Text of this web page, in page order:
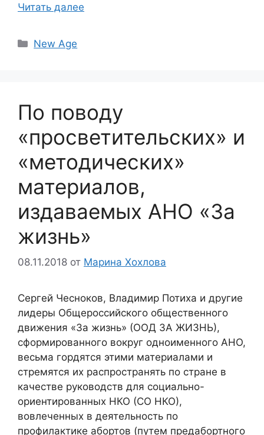
Читать далее
Рубрики
New Age
По поводу
«просветительских» и
«методических»
материалов,
издаваемых АНО «За
жизнь»
08.11.2018 от Марина Хохлова
Сергей Чесноков, Владимир Потиха и другие
лидеры Общероссийского общественного
движения «За жизнь» (ООД ЗА ЖИЗНЬ),
сформированного вокруг одноименного АНО,
весьма гордятся этими материалами и
стремятся их распространять по стране в
качестве руководств для социально-
ориентированных НКО (СО НКО),
вовлеченных в деятельность по
профилактике абортов (путем предабортного